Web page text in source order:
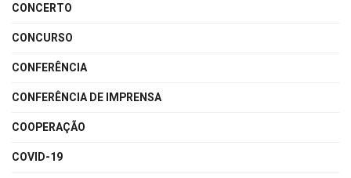
CONCERTO
CONCURSO
CONFERÊNCIA
CONFERÊNCIA DE IMPRENSA
COOPERAÇÃO
COVID-19